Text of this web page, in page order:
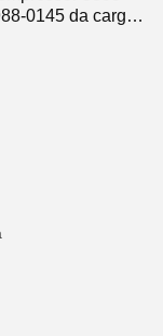
0145 da carga